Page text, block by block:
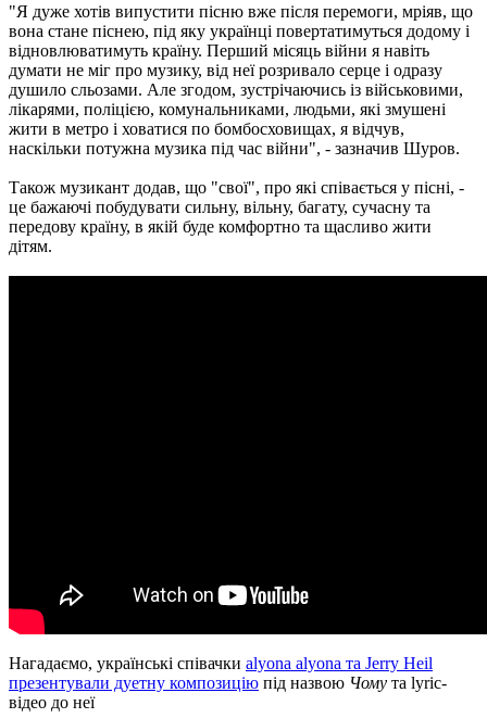
"Я дуже хотів випустити пісню вже після перемоги, мріяв, що
вона стане піснею, під яку українці повертатимуться додому і
відновлюватимуть країну. Перший місяць війни я навіть
думати не міг про музику, від неї розривало серце і одразу
душило сльозами. Але згодом, зустрічаючись із військовими,
лікарями, поліцією, комунальниками, людьми, які змушені
жити в метро і ховатися по бомбосховищах, я відчув,
наскільки потужна музика під час війни", - зазначив Шуров.
Також музикант додав, що "свої", про які співається у пісні, -
це бажаючі побудувати сильну, вільну, багату, сучасну та
передову країну, в якій буде комфортно та щасливо жити
дітям.
Нагадаємо, українські співачки alyona alyona та Jerry Heil
презентували дуетну композицію під назвою Чому та lyric-
відео до неї